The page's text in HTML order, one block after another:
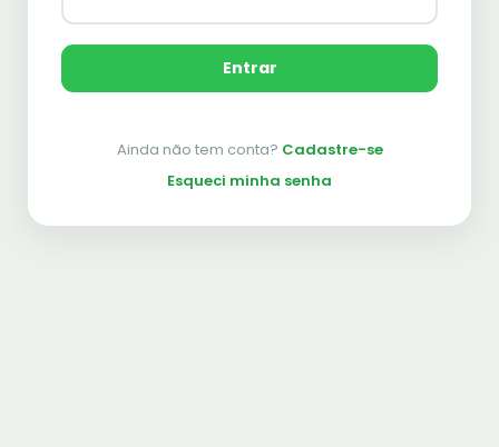
Entrar
Ainda não tem conta? Cadastre-se
Esqueci minha senha